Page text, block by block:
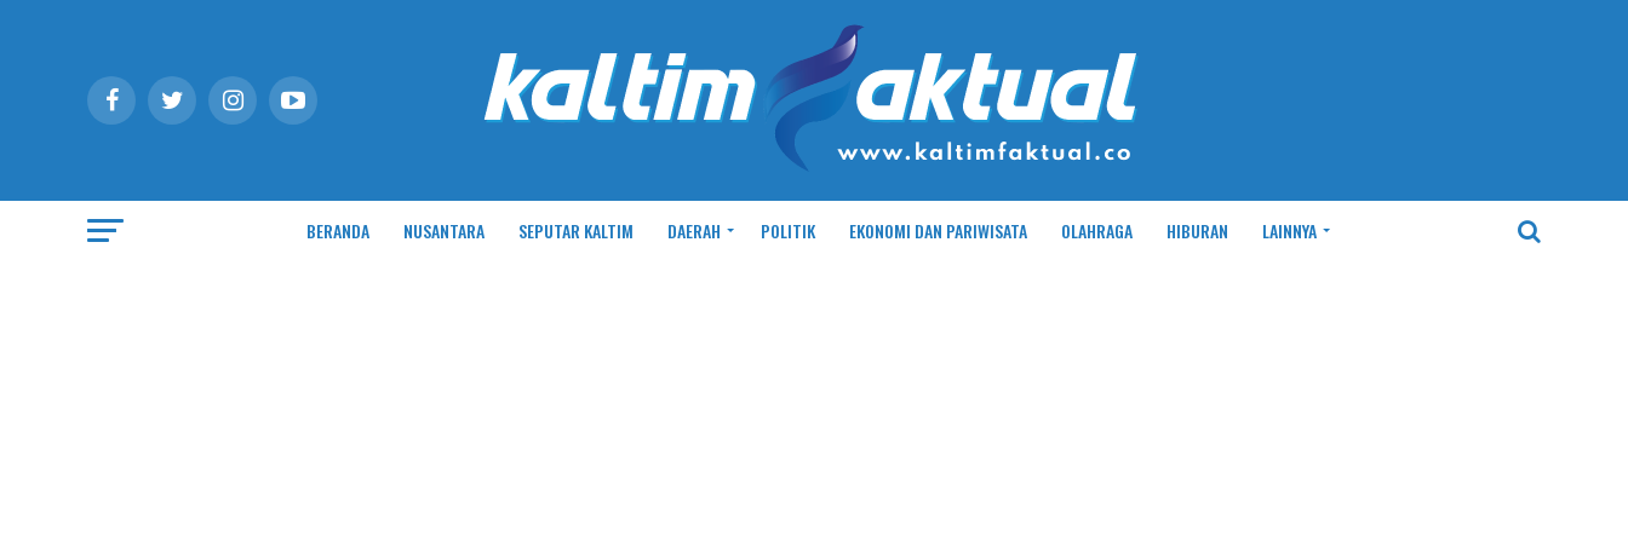
BERANDA NUSANTARA SEPUTAR KALTIM DAERAH POLITIK EKONOMI DAN PARIWISATA OLAHRAGA HIBURAN LAINNYA